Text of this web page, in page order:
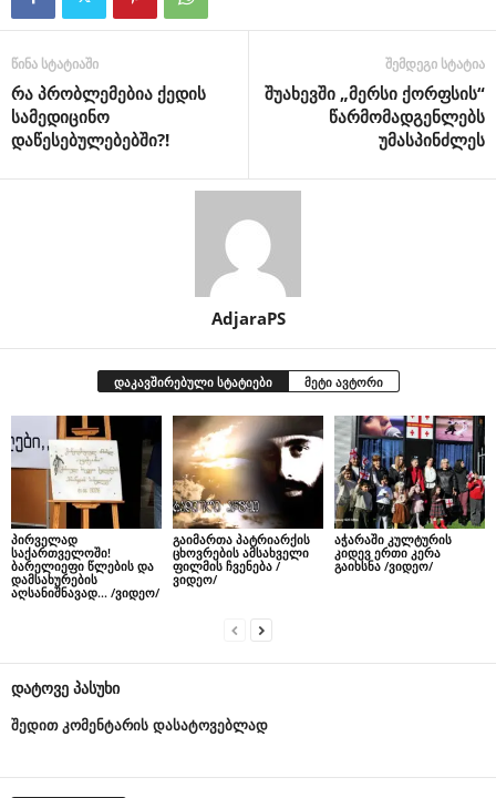
წინა სტატიაში
რა პრობლემებია ქედის
სამედიცინო
დაწესებულებებში?!
შემდეგი სტატია
შუახევში „მერსი ქორფსის“
წარმომადგენლებს
უმასპინძლეს
AdjaraPS
დაკავშირებული სტატიები მეტი ავტორი
პირველად
საქართველოში!
ბარელიეფი წლების და
დამსახურების
აღსანიშნავად… /ვიდეო/
გაიმართა პატრიარქის
ცხოვრების ამსახველი
ფილმის ჩვენება /
ვიდეო/
აჭარაში კულტურის
კიდევ ერთი კერა
გაიხსნა /ვიდეო/
დატოვე პასუხი
შედით კომენტარის დასატოვებლად